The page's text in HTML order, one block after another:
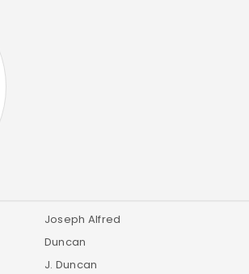
Joseph Alfred
Duncan
J. Duncan